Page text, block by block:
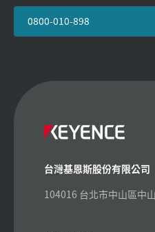
0800-010-898
台灣基恩斯股份有限公司
104016 台北市中山區中